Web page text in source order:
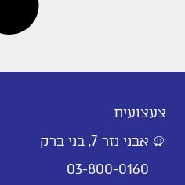
צעצועית
אבני נזר 7, בני ברק
03-800-0160